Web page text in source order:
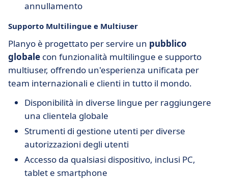
annullamento
Supporto Multilingue e Multiuser
Planyo è progettato per servire un pubblico
globale con funzionalità multilingue e supporto
multiuser, offrendo un'esperienza unificata per
team internazionali e clienti in tutto il mondo.
Disponibilità in diverse lingue per raggiungere
una clientela globale
Strumenti di gestione utenti per diverse
autorizzazioni degli utenti
Accesso da qualsiasi dispositivo, inclusi PC,
tablet e smartphone